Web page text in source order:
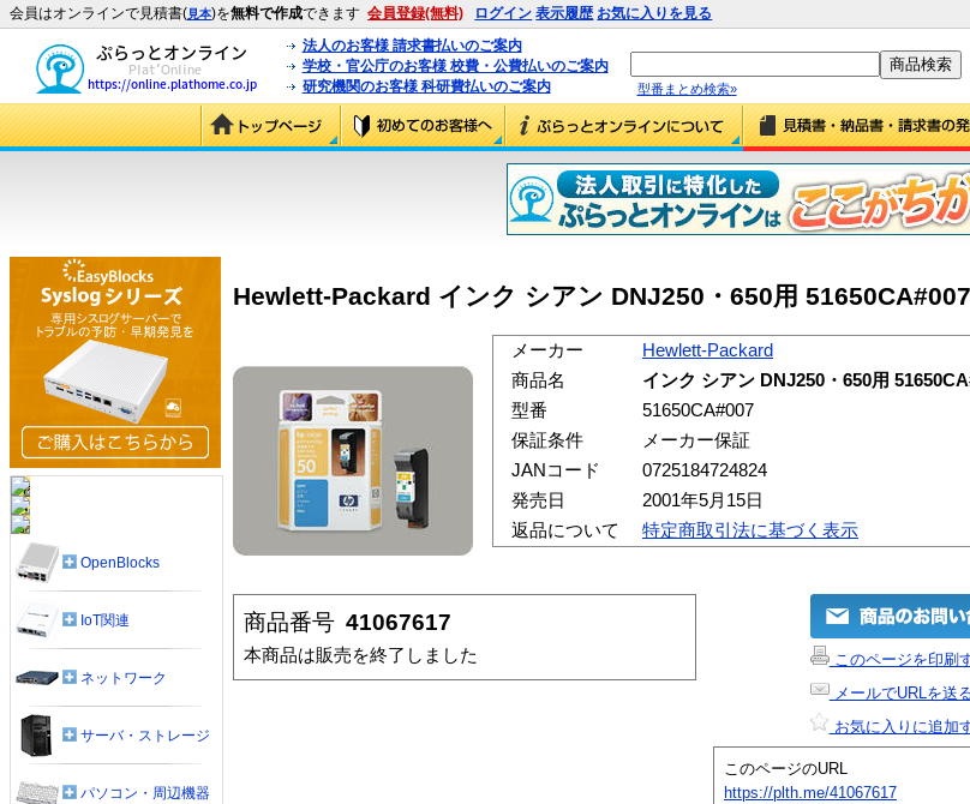
会員はオンラインで見積書(見本)を無料で作成できます 会員登録(無料) ログイン 表示履歴 お気に入りを見る
法人のお客様 請求書払いのご案内
学校・官公庁のお客様 校費・公費払いのご案内
研究機関のお客様 科研費払いのご案内
型番まとめ検索»
Hewlett-Packard インク シアン DNJ250・650用
メーカー
Hewlett-Packard
商品名
インク シアン DNJ250・650用
型番
51650CA#007
保証条件
メーカー保証
JANコード
0725184724824
発売日
2001年5月15日
返品について
特定商取引法に基づく表示
商品番号 41067617
本商品は販売を終了しました
このページを印刷
メールでURLを送
お気に入りに追加
このページのURL
https://plth.me/41067617
OpenBlocks
IoT関連
ネットワーク
サーバ・ストレージ
パソコン・周辺機器